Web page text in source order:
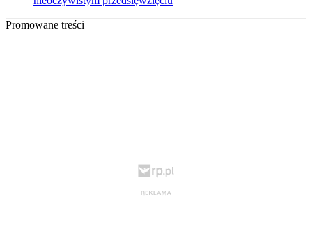
Promowane treści